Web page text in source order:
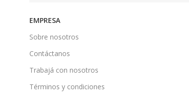
EMPRESA
Sobre nosotros
Contáctanos
Trabajá con nosotros
Términos y condiciones